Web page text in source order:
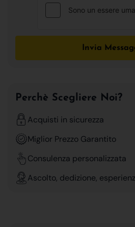
Invia
Perchè Scegliere Noi?
Acquisti in sicurezza
Miglior Prezzo Garantito
Consulenza personalizzata
Ascolto, dedizione,